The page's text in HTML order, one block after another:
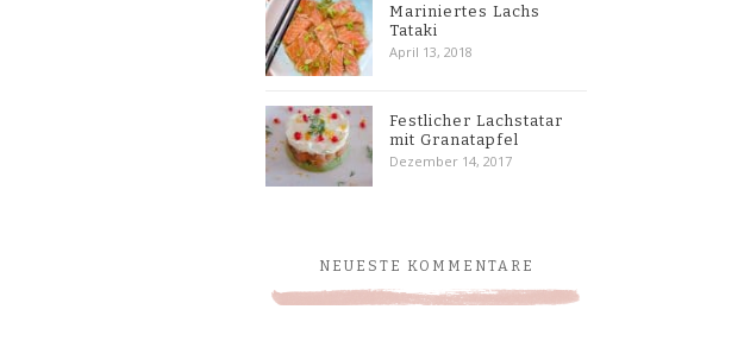
Mariniertes Lachs
Tataki
April 13, 2018
Festlicher Lachstatar
mit Granatapfel
Dezember 14, 2017
NEUESTE KOMMENTARE